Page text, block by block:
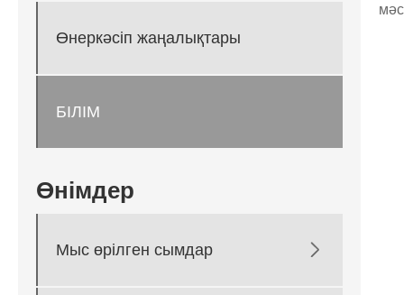
Өнеркәсіп жаңалықтары
БІЛІМ
Өнімдер
Мыс өрілген сымдар 